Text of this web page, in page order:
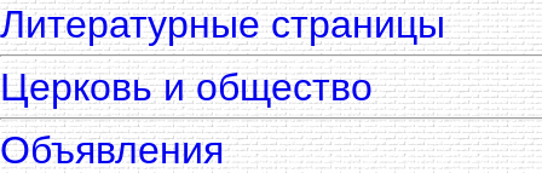
Литературные страницы
Церковь и общество
Объявления